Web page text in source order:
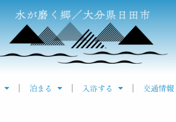
泊まる 入浴する 交通情報